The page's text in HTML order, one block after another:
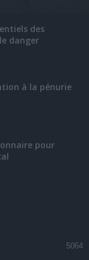
des
danger
à la pénurie
pour
5064